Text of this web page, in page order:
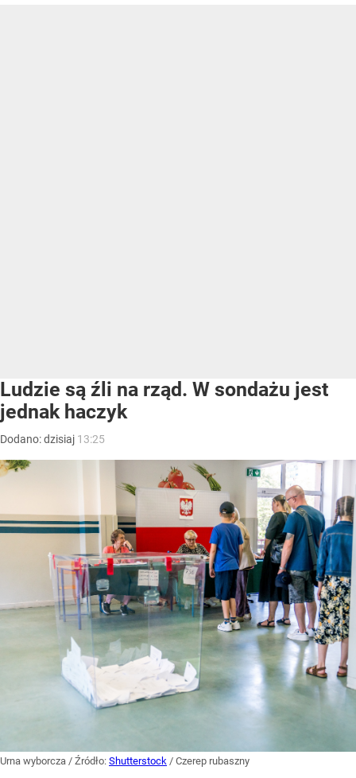
Ludzie są źli na rząd. W sondażu jest
jednak haczyk
Dodano:dzisiaj 13:25
Urna wyborcza / Źródło: Shutterstock / Czerep rubaszny